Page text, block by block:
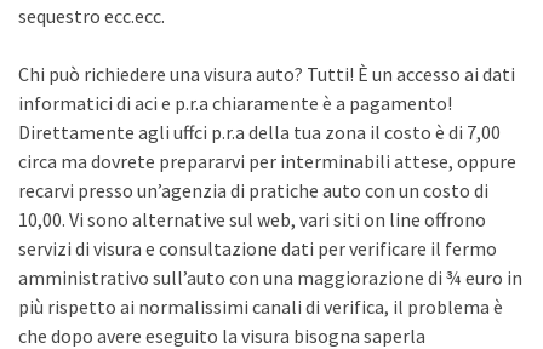
sequestro ecc.ecc.
Chi può richiedere una visura auto? Tutti! È un accesso ai dati
informatici di aci e p.r.a chiaramente è a pagamento!
Direttamente agli uffci p.r.a della tua zona il costo è di 7,00
circa ma dovrete prepararvi per interminabili attese, oppure
recarvi presso un’agenzia di pratiche auto con un costo di
10,00. Vi sono alternative sul web, vari siti on line offrono
servizi di visura e consultazione dati per verificare il fermo
amministrativo sull’auto con una maggiorazione di ¾ euro in
più rispetto ai normalissimi canali di verifica, il problema è
che dopo avere eseguito la visura bisogna saperla